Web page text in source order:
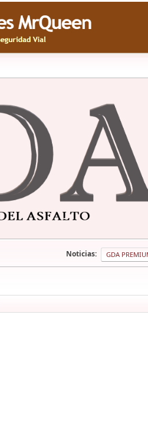
Noticias: GDA